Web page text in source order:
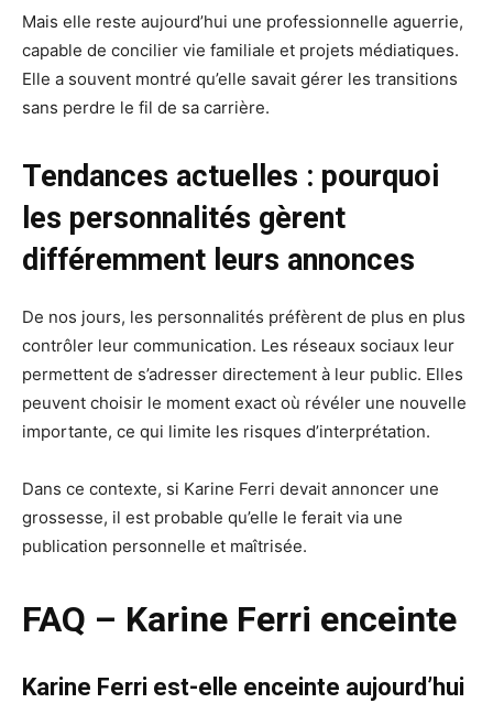
Mais elle reste aujourd’hui une professionnelle aguerrie,
capable de concilier vie familiale et projets médiatiques.
Elle a souvent montré qu’elle savait gérer les transitions
sans perdre le fil de sa carrière.
Tendances actuelles : pourquoi
les personnalités gèrent
différemment leurs annonces
De nos jours, les personnalités préfèrent de plus en plus
contrôler leur communication. Les réseaux sociaux leur
permettent de s’adresser directement à leur public. Elles
peuvent choisir le moment exact où révéler une nouvelle
importante, ce qui limite les risques d’interprétation.
Dans ce contexte, si Karine Ferri devait annoncer une
grossesse, il est probable qu’elle le ferait via une
publication personnelle et maîtrisée.
FAQ – Karine Ferri enceinte
Karine Ferri est-elle enceinte aujourd’hui